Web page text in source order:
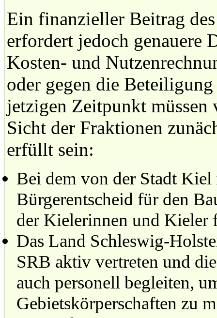
Ein finanzieller Beitrag
erfordert jedoch genauere
Kosten- und
oder gegen die
jetzigen Zeitpunkt müssen
Sicht der Fraktionen
erfüllt sein:
Bei dem von der Stadt
Bürgerentscheid für den
der Kielerinnen und Kieler
Das Land Schleswig-
SRB aktiv vertreten und
auch personell begleiten,
Gebietskörperschaften zu